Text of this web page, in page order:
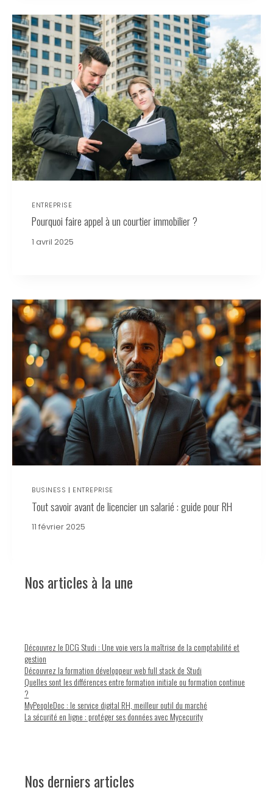
ENTREPRISE
Pourquoi faire appel à un courtier immobilier ?
1 avril 2025
BUSINESS | ENTREPRISE
Tout savoir avant de licencier un salarié : guide pour RH
11 février 2025
Nos articles à la une
Découvrez le DCG Studi : Une voie vers la maîtrise de la comptabilité et
gestion
Découvrez la formation développeur web full stack de Studi
Quelles sont les différences entre formation initiale ou formation continue
?
MyPeopleDoc : le service digital RH, meilleur outil du marché
La sécurité en ligne : protéger ses données avec Mycecurity
Nos derniers articles